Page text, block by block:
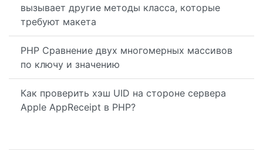
вызывает другие методы класса, которые
требуют макета
PHP Сравнение двух многомерных массивов
по ключу и значению
Как проверить хэш UID на стороне сервера
Apple AppReceipt в PHP?